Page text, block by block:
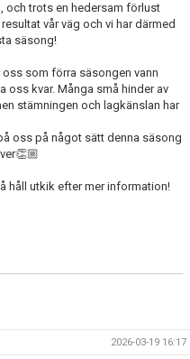
och trots en hedersam förlust
vår väg och vi har därmed
säsong!
som förra säsongen vann
oss kvar. Många små hinder av
stämningen och lagkänslan har
oss på något sätt denna säsong
håll utkik efter mer information!
2026-03-19 16:17